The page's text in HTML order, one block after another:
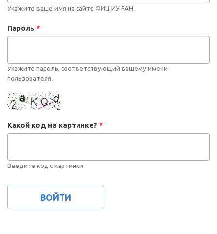
Укажите ваше имя на сайте ФИЦ ИУ РАН.
Пароль *
Укажите пароль, соответствующий вашему имени
пользователя.
Какой код на картинке? *
Введите код с картинки